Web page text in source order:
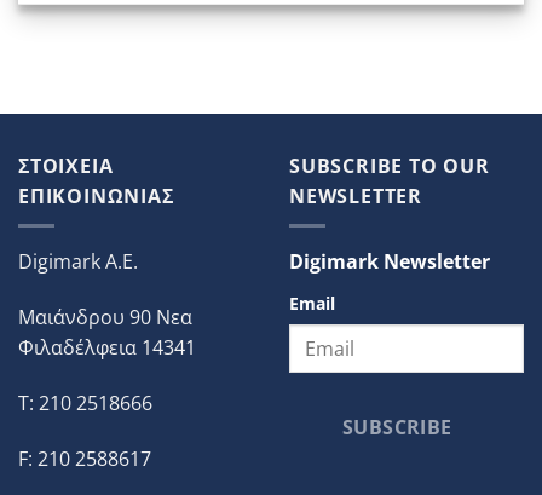
ΣΤΟΙΧΕΙΑ
ΕΠΙΚΟΙΝΩΝΙΑΣ
Digimark A.E.
Μαιάνδρου 90 Νεα
Φιλαδέλφεια 14341
T: 210 2518666
F: 210 2588617
SUBSCRIBE TO OUR
NEWSLETTER
Digimark Newsletter
Email
SUBSCRIBE